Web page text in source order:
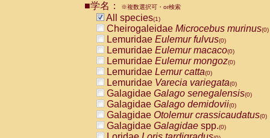
CebidaeCebus nigrivittatus
CebidaeCebus
CebidaeSaimiri boliviensis(0)
CebidaeSaimiri sciureus(0)
AtelidaeAlouatta caraya(0)
AtelidaeAlouatta fusca(0)
AtelidaeAlouatta seniculus
AtelidaeAlouattaspp.(0)
AtelidaeAteles belzebuth(0)
AtelidaeAteles geoffroyi(0)
AtelidaeAteles paniscus(0)
AtelidaeAtelesspp.(0)
Atelidae Lagothrix lagothricha
■学名： ※複数選択可・or検索
All species(1)
Cheirogaleidae Microcebus murinus(0)
Lemuridae Eulemur fulvus(0)
Lemuridae Eulemur macaco(0)
Lemuridae Eulemur mongoz(0)
Lemuridae Lemur catta(0)
Lemuridae Varecia variegata(0)
Galagidae Galago senegalensis(0)
Galagidae Galago demidovii(0)
Galagidae Otolemur crassicaudatus(0)
Galagidae Galagidae spp.(0)